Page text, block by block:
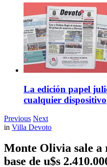
La edición papel
cualquier dispositivo
Previous Next
in Villa Devoto
Monte Olivia sale a
base de u$s